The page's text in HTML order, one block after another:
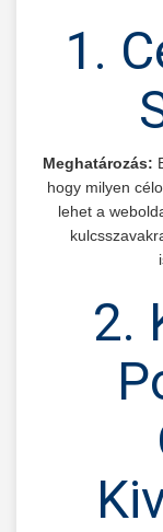
1.
Meghatározás:
hogy milyen
lehet a
2.